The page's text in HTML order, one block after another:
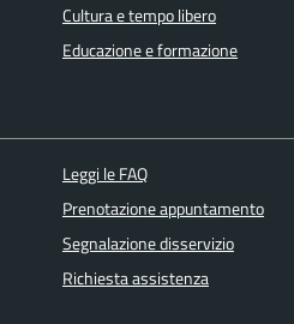
Cultura e tempo libero
Educazione e formazione
Leggi le FAQ
Prenotazione appuntamento
Segnalazione disservizio
Richiesta assistenza